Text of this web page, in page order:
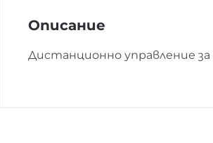
Описание
Дистанционно управление